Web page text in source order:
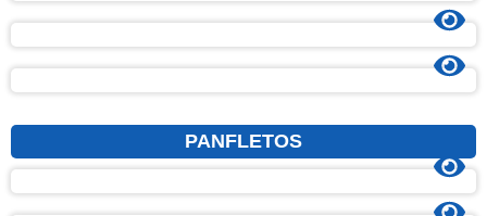
PANFLETOS